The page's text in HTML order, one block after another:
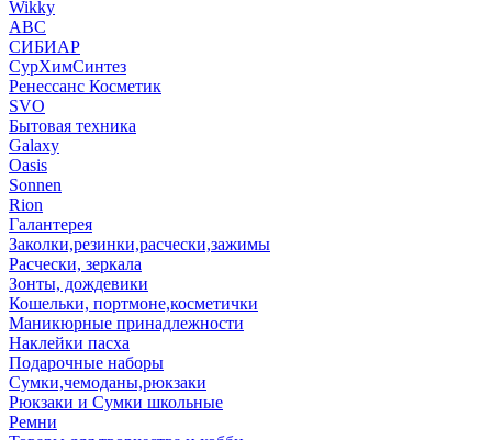
Wikky
АВС
СИБИАР
СурХимСинтез
Ренессанс Косметик
SVO
Бытовая техника
Galaxy
Oasis
Sonnen
Rion
Галантерея
Заколки,резинки,расчески,зажимы
Расчески, зеркала
Зонты, дождевики
Кошельки, портмоне,косметички
Маникюрные принадлежности
Наклейки пасха
Подарочные наборы
Сумки,чемоданы,рюкзаки
Рюкзаки и Сумки школьные
Ремни